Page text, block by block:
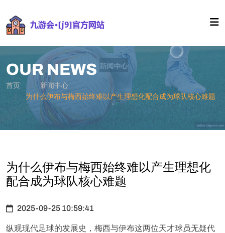
OUR NEWS
首页
新闻中心
为什么伊布与梅西始终难以产生理想化配合成为球队核心难题
为什么伊布与梅西始终难以产生理想化
配合成为球队核心难题
2025-09-25 10:59:41
纵观现代足球的发展史，梅西与伊布这两位天才球员无疑代